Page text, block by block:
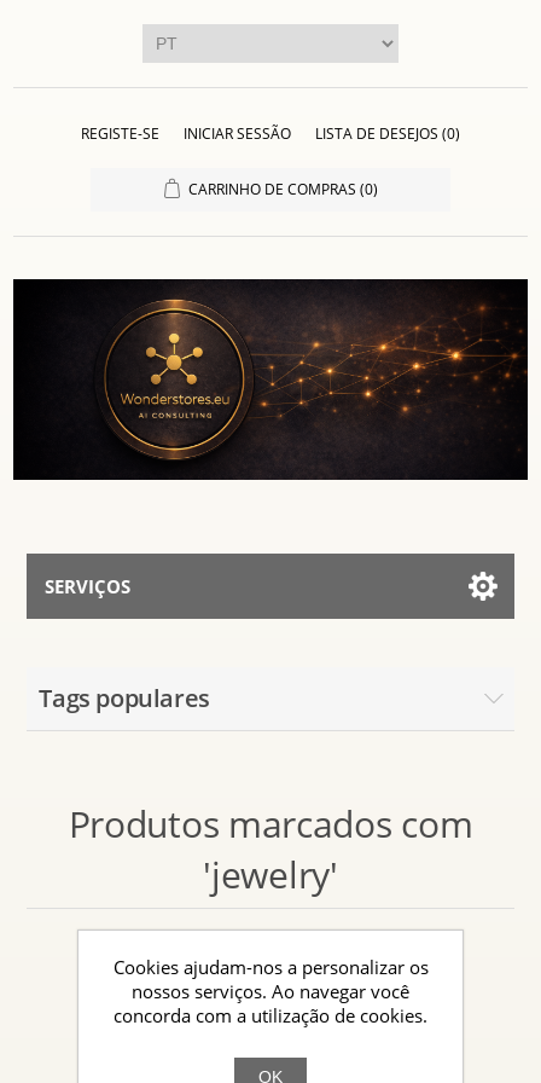
REGISTE-SE INICIAR SESSÃO LISTA DE DESEJOS (0)
CARRINHO DE COMPRAS (0)
SERVIÇOS
Falar Com Assistente
Tags populares
Produtos marcados com
'jewelry'
Cookies ajudam-nos a personalizar os
nossos serviços. Ao navegar você
concorda com a utilização de cookies.
OK